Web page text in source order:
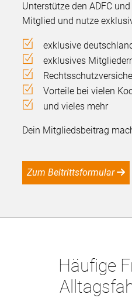
Unterstütze den ADFC
Mitglied und nutze
exklusive
exklusives
Vorteile bei vielen
und vieles mehr
Dein Mitgliedsbeitrag
Zum Beitrittsformular
Häufige